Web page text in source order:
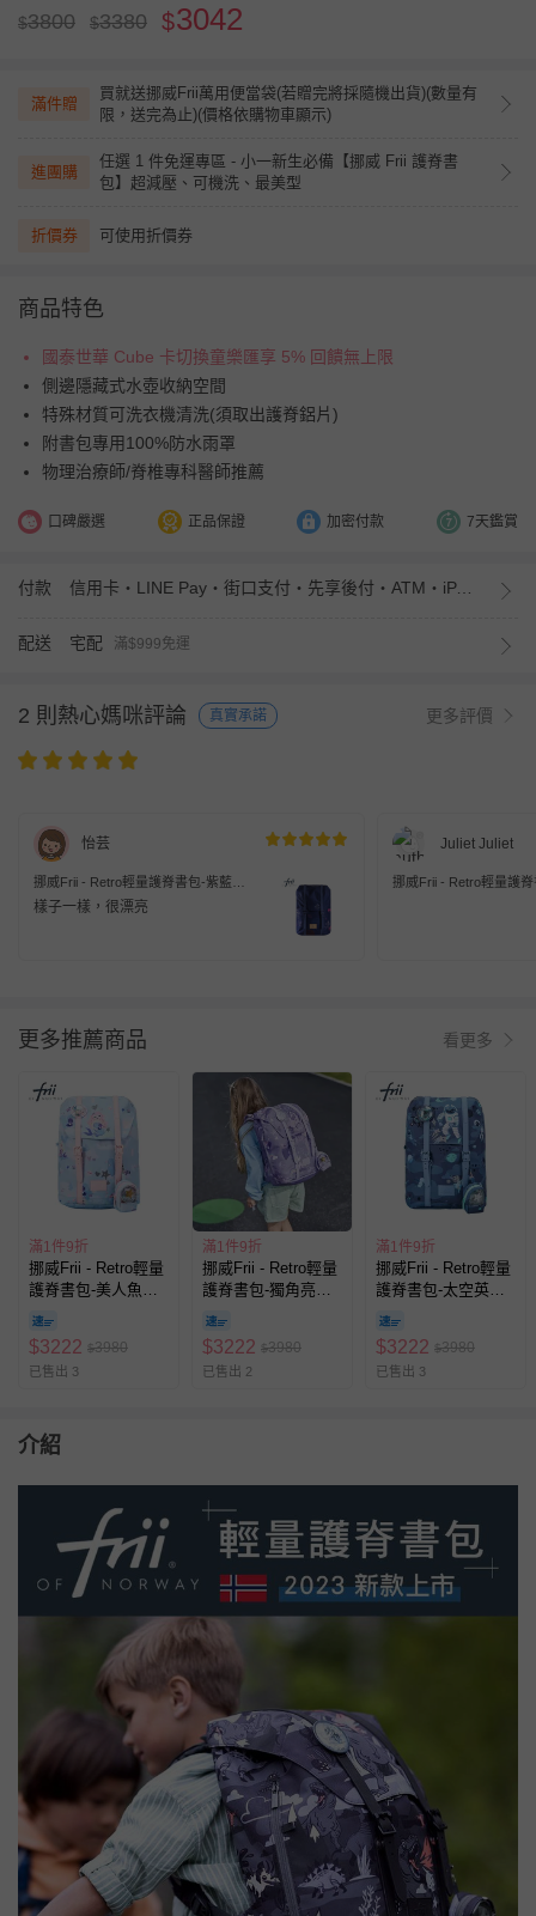
$3800 $3380 $3042
滿件贈
買就送挪威Frii萬用便當袋(若贈完將採隨機出貨)(數量有
限，送完為止)(價格依購物車顯示)
進團購
任選 1 件免運專區 - 小一新生必備【挪威 Frii 護脊書
包】超減壓、可機洗、最美型
折價券 可使用折價券
商品特色
國泰世華 Cube 卡切換童樂匯享 5% 回饋無上限
側邊隱藏式水壺收納空間
特殊材質可洗衣機清洗(須取出護脊鋁片)
附書包專用100%防水雨罩
物理治療師/脊椎專科醫師推薦
口碑嚴選 正品保證 加密付款 7天鑑賞
付款 信用卡・LINE Pay・街口支付・先享後付・ATM・iPASS MONEY
配送 宅配 滿$999免運
2 則熱心媽咪評論 真實承諾 更多評價
怡芸
挪威Frii - Retro輕量護脊書包-紫藍
(30L)
樣子一樣，很漂亮
Juliet Juliet
挪威Frii - Retro輕量護
更多推薦商品 看更多
滿1件9折
挪威Frii - Retro輕量
護脊書包-美人魚
(22L)
$3222 $3980
已售出 3
滿1件9折
挪威Frii - Retro輕量
護脊書包-獨角亮紫
(22L)
$3222 $3980
已售出 2
滿1件9折
挪威Frii - Retro輕量
護脊書包-太空英雄
(22L)
$3222 $3980
已售出 3
介紹